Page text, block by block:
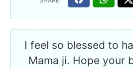
I feel so blessed to
Mama ji. Hope your